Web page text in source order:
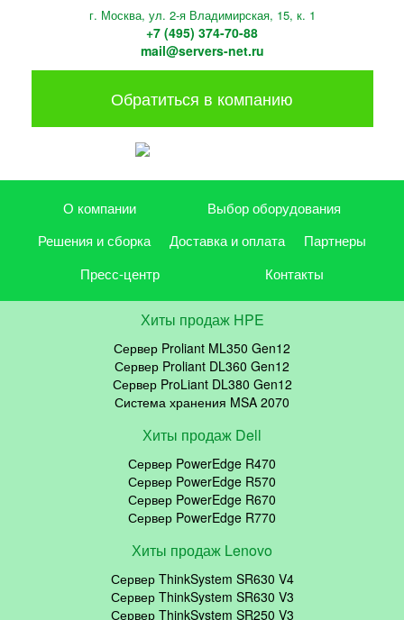
г. Москва, ул. 2-я Владимирская, 15, к. 1
+7 (495) 374-70-88
mail@servers-net.ru
Обратиться в компанию
О компании
Выбор оборудования
Решения и сборка
Доставка и оплата
Партнеры
Пресс-центр
Контакты
Хиты продаж HPE
Сервер Proliant ML350 Gen12
Сервер Proliant DL360 Gen12
Сервер ProLiant DL380 Gen12
Система хранения MSA 2070
Хиты продаж Dell
Сервер PowerEdge R470
Сервер PowerEdge R570
Сервер PowerEdge R670
Сервер PowerEdge R770
Хиты продаж Lenovo
Сервер ThinkSystem SR630 V4
Сервер ThinkSystem SR630 V3
Сервер ThinkSystem SR250 V3